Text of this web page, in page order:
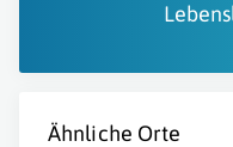
Ähnliche Orte